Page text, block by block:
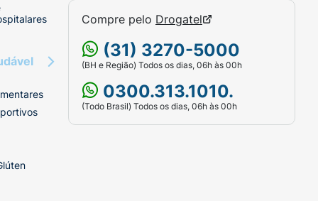
Compre pelo Drogatel
(31) 3270-5000
(BH e Região) Todos os dias, 06h às 00h
0300.313.1010.
(Todo Brasil) Todos os dias, 06h às 00h